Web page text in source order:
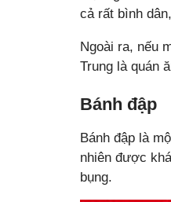
cả rất bình
Ngoài ra, nếu
Trung là quán
Bánh đập
Bánh đập là
nhiên được
bụng.